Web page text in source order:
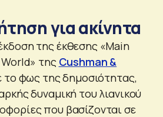
για ακίνητα
της έκθεσης «Main
της Cushman &
το φως της δημοσιότητας,
δυναμική του λιανικού
που βασίζονται σε